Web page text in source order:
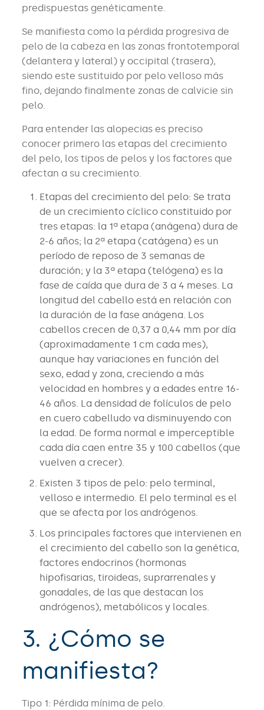
predispuestas genéticamente.
Se manifiesta como la pérdida progresiva de
pelo de la cabeza en las zonas frontotemporal
(delantera y lateral) y occipital (trasera),
siendo este sustituido por pelo velloso más
fino, dejando finalmente zonas de calvicie sin
pelo.
Para entender las alopecias es preciso
conocer primero las etapas del crecimiento
del pelo, los tipos de pelos y los factores que
afectan a su crecimiento.
Etapas del crecimiento del pelo: Se trata
de un crecimiento cíclico constituido por
tres etapas: la 1ª etapa (anágena) dura de
2-6 años; la 2ª etapa (catágena) es un
período de reposo de 3 semanas de
duración; y la 3ª etapa (telógena) es la
fase de caída que dura de 3 a 4 meses. La
longitud del cabello está en relación con
la duración de la fase anágena. Los
cabellos crecen de 0,37 a 0,44 mm por día
(aproximadamente 1 cm cada mes),
aunque hay variaciones en función del
sexo, edad y zona, creciendo a más
velocidad en hombres y a edades entre 16-
46 años. La densidad de folículos de pelo
en cuero cabelludo va disminuyendo con
la edad. De forma normal e imperceptible
cada día caen entre 35 y 100 cabellos (que
vuelven a crecer).
Existen 3 tipos de pelo: pelo terminal,
velloso e intermedio. El pelo terminal es el
que se afecta por los andrógenos.
Los principales factores que intervienen en
el crecimiento del cabello son la genética,
factores endocrinos (hormonas
hipofisarias, tiroideas, suprarrenales y
gonadales, de las que destacan los
andrógenos), metabólicos y locales.
3. ¿Cómo se
manifiesta?
Tipo 1: Pérdida mínima de pelo.